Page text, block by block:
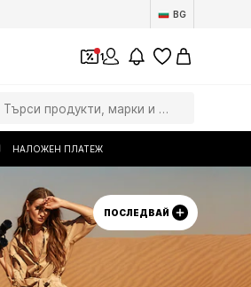
BG
1
НАЛОЖЕН ПЛАТЕЖ
ПОСЛЕДВАЙ